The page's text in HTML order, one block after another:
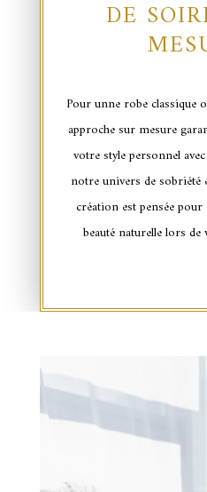
DE
Pour unne robe classique
approche sur mesure
votre style personnel
notre univers de sobriété
création est pensée
beauté naturelle lors de